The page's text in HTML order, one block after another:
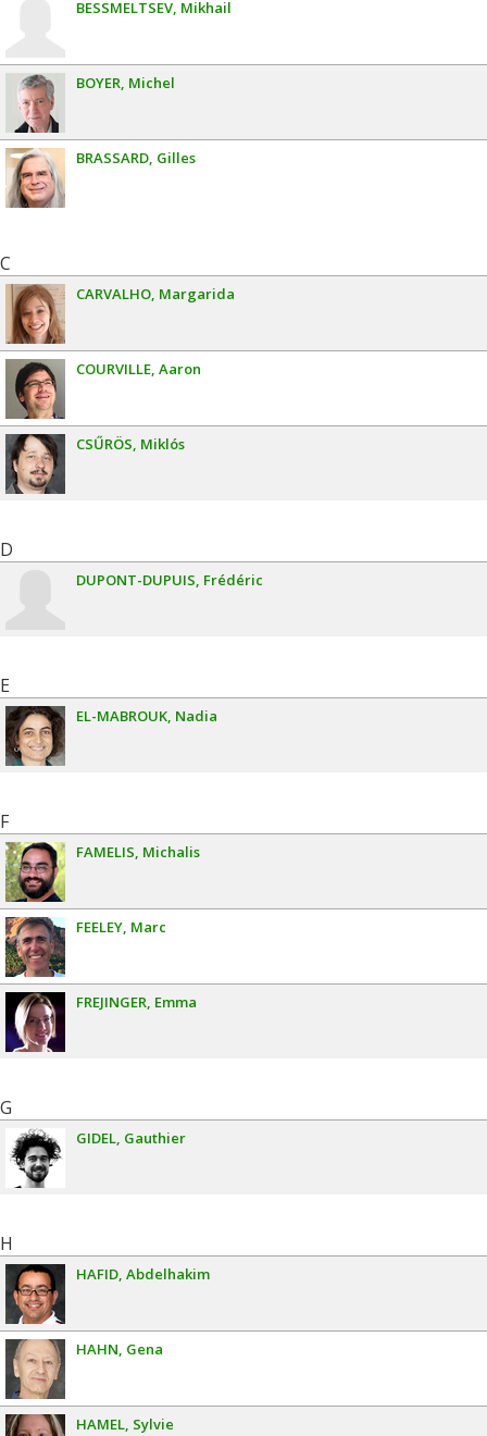
BESSMELTSEV Mikhail
BOYER Michel
BRASSARD Gilles
C
CARVALHO Margarida
COURVILLE Aaron
CSŰRÖS Miklós
D
DUPONT-DUPUIS Frédéric
E
EL-MABROUK Nadia
F
FAMELIS Michalis
FEELEY Marc
FREJINGER Emma
G
GIDEL Gauthier
H
HAFID Abdelhakim
HAHN Gena
HAMEL Sylvie